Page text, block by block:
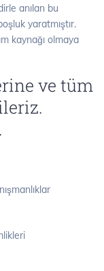
anılan bu
yaratmıştır.
kaynağı olmaya
ve tüm